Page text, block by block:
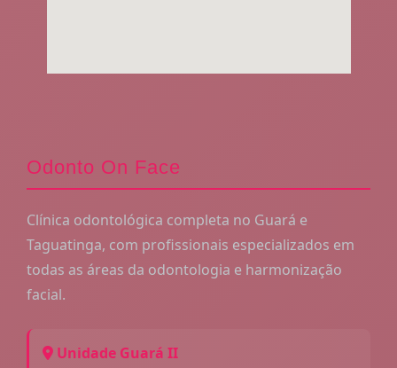
Odonto On Face
Clínica odontológica completa no Guará e
Taguatinga, com profissionais especializados em
todas as áreas da odontologia e harmonização
facial.
Unidade Guará II